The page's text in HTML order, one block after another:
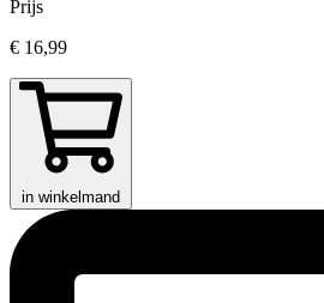
Prijs
€ 16,99
in winkelmand